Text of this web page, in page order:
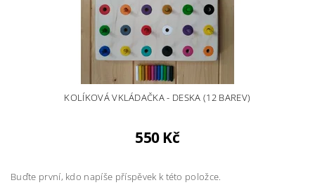
KOLÍKOVÁ VKLÁDAČKA - DESKA (12 BAREV)
550 Kč
Buďte první, kdo napíše příspěvek k této položce.